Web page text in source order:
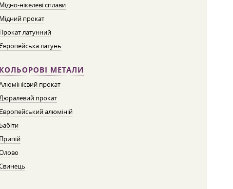
Мідно-нікелеві сплави
Мідний прокат
Прокат латунний
латунь
КОЛЬОРОВІ МЕТАЛИ
прокат
прокат
алюміній
Бабіти
Припій